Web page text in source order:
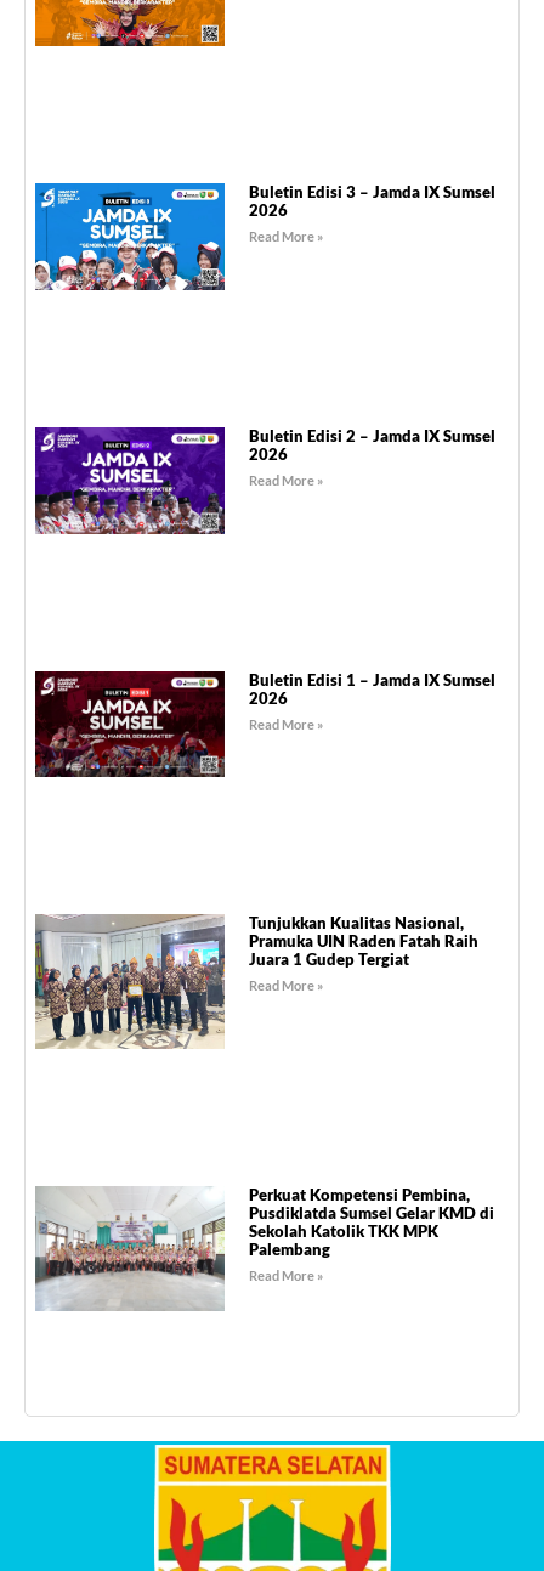
Buletin Edisi 3 – Jamda IX Sumsel
2026
Read More »
Buletin Edisi 2 – Jamda IX Sumsel
2026
Read More »
Buletin Edisi 1 – Jamda IX Sumsel
2026
Read More »
Tunjukkan Kualitas Nasional,
Pramuka UIN Raden Fatah Raih
Juara 1 Gudep Tergiat
Read More »
Perkuat Kompetensi Pembina,
Pusdiklatda Sumsel Gelar KMD di
Sekolah Katolik TKK MPK
Palembang
Read More »